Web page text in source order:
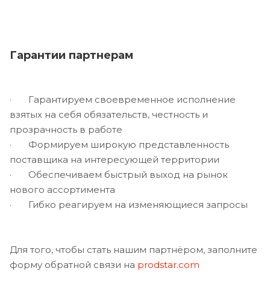
Гарантии партнерам
· Гарантируем своевременное исполнение
взятых на себя обязательств, честность и
прозрачность в работе
· Формируем широкую представленность
поставщика на интересующей территории
· Обеспечиваем быстрый выход на рынок
нового ассортимента
· Гибко реагируем на изменяющиеся запросы
Для того, чтобы стать нашим партнёром, заполните
форму обратной связи на prodstar.com